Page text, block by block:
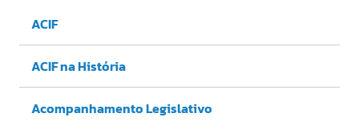
ACIF
ACIF na História
Acompanhamento Legislativo